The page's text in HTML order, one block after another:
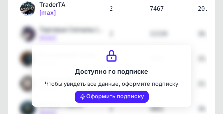
TraderTA
[max]
2 7467
2
[max]
2 9381
Grionov Capital
2 4801
Доступно по подписке
Чтобы увидеть все данные, оформите подписку
Оформить подписку